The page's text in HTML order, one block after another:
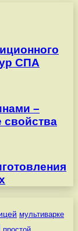
СПА
–
свойства
мультиварке